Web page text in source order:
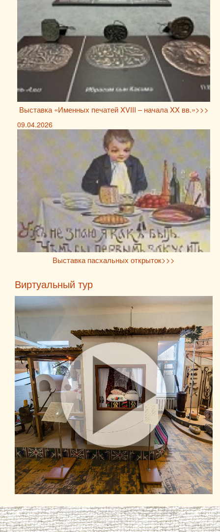
Выставка «Именных печатей XVIII – начала XX вв.»>>>
09.04.2026
Выставка пасхальных открыток>>>
Виртуальный тур